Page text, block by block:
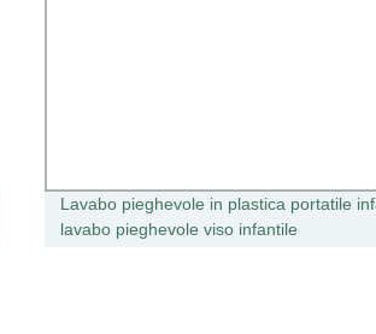
Lavabo pieghevole in plastica portatile
lavabo pieghevole viso infantile